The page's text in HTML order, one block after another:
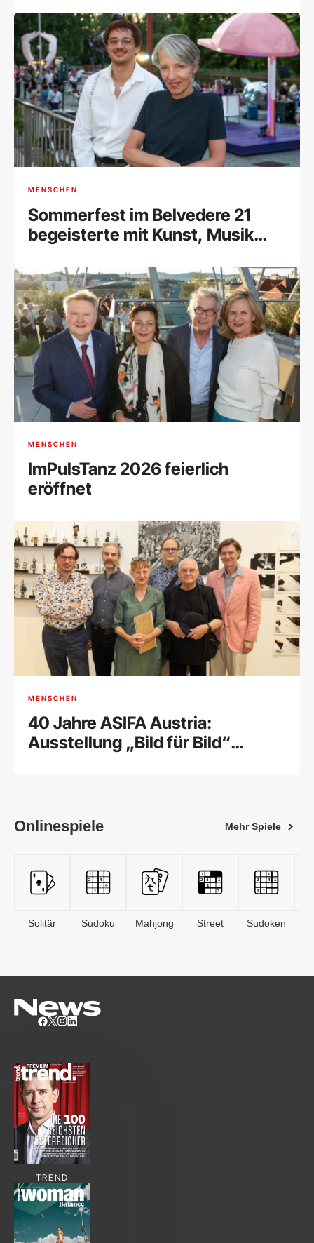
MENSCHEN
Sommerfest im Belvedere 21
begeisterte mit Kunst, Musik
MENSCHEN
ImPulsTanz 2026 feierlich
eröffnet
MENSCHEN
40 Jahre ASIFA Austria:
Ausstellung „Bild für Bild“
Onlinespiele Mehr Spiele
Solitär Sudoku Mahjong Street Sudoken
TREND